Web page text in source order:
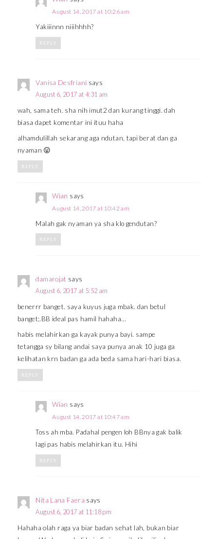
August 14, 2017 at 10:26 am
Yakiiinnn niiihhhh?
REPLY
Vanisa Desfriani says
August 6, 2017 at 4:31 am
wah, sama teh. sha nih imut2 dan kurang tinggi. dah
biasa dapet komentar ini ituu haha
alhamdulillah sekarang aga ndutan, tapi berat dan ga
nyaman 😛
REPLY
Wian says
August 14, 2017 at 10:42 am
Malah gak nyaman ya sha klo gendutan?
REPLY
damarojat says
August 6, 2017 at 5:52 am
benerrr banget. saya kuyus juga mbak. dan betul
banget;.BB ideal pas hamil hahaha…
habis melahirkan ga kayak punya bayi. sampe
tetangga sy bilang andai saya punya anak 10 juga ga
kelihatan krn badan ga ada beda sama hari-hari biasa.
REPLY
Wian says
August 14, 2017 at 10:47 am
Toss ah mba. Padahal pengen loh BBnya gak balik
lagi pas habis melahirkan itu. Hihi
REPLY
Nita Lana Faera says
August 6, 2017 at 11:18 pm
Hahaha olah raga ya biar badan sehat lah, bukan biar